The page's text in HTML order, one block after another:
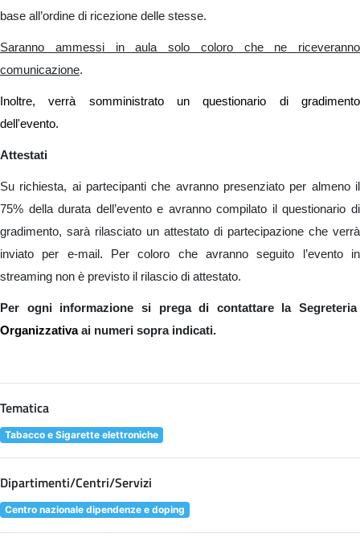
base all’ordine di ricezione delle stesse.
Saranno ammessi in aula solo coloro che ne riceveranno
comunicazione.
Inoltre, verrà somministrato un questionario di gradimento
dell'evento.
Attestati
Su richiesta, ai partecipanti che avranno presenziato per almeno il
75% della durata dell’evento e avranno compilato il questionario di
gradimento, sarà rilasciato un attestato di partecipazione che verrà
inviato per e-mail. Per coloro che avranno seguito l’evento in
streaming non è previsto il rilascio di attestato.
Per ogni informazione si prega di contattare la Segreteria
Organizzativaai numeri sopra indicati.
Tematica
Tabacco e Sigarette elettroniche
Dipartimenti/Centri/Servizi
Centro nazionale dipendenze e doping